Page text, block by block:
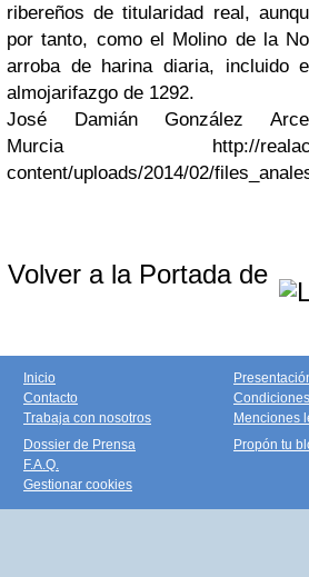
ribereños de titularidad real,
por tanto, como el Molino de la
arroba de harina diaria, incluido
almojarifazgo de 1292.
José Damián González
Murcia http://
content/uploads/2014/02/
Volver a la Portada de
Inicio
Contacto
Trabaja con nosotros
Menciones
Dossier de Prensa
F.A.Q.
Gestionar cookies
Propón tu